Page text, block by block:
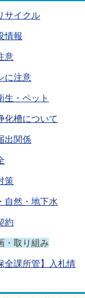
サイクル
情報
意
に注意
生・ペット
化槽について
出関係
策
自然・地下水
約
・取り組み
全課所管】入札情